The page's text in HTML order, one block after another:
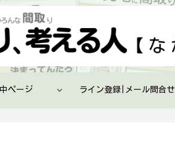
ページ ライン登録|メール問合せ